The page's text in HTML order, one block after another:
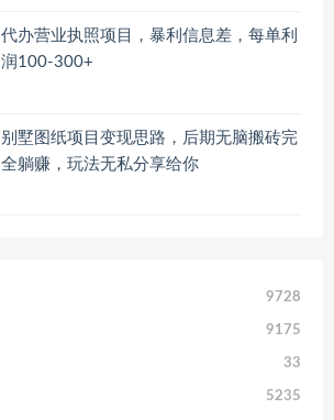
代办营业执照项目，暴利信息差，每单利
润100-300+
别墅图纸项目变现思路，后期无脑搬砖完
全躺赚，玩法无私分享给你
9728
9175
33
5235